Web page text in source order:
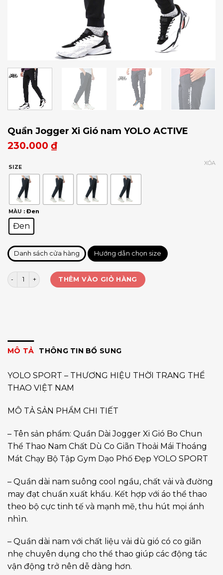
Quần Jogger Xi Gió nam YOLO ACTIVE
230.000 ₫
SIZE
MÀU : Đen
Đen
XÓA
Danh sách cửa hàng Hướng dẫn chọn size
Quần Jogger Xi Gió nam YOLO ACTIVE số lượng
THÊM VÀO GIỎ HÀNG
MÔ TẢ THÔNG TIN BỔ SUNG
YOLO SPORT – THƯƠNG HIỆU THỜI TRANG THỂ
THAO VIỆT NAM
MÔ TẢ SẢN PHẨM CHI TIẾT
– Tên sản phẩm: Quần Dài Jogger Xi Gió Bo Chun
Thể Thao Nam Chất Dù Co Giãn Thoải Mái Thoáng
Mát Chạy Bộ Tập Gym Dạo Phố Đẹp YOLO SPORT
– Quần dài nam suông cool ngầu, chất vải và đường
may đạt chuẩn xuất khẩu. Kết hợp với áo thể thao
theo bộ cực tinh tế và mạnh mẽ, thu hút mọi ánh
nhìn.
– Quần dài nam với chất liệu vải dù gió có co giãn
nhẹ chuyên dụng cho thể thao giúp các động tác
vận động trở nên dễ dàng hơn.